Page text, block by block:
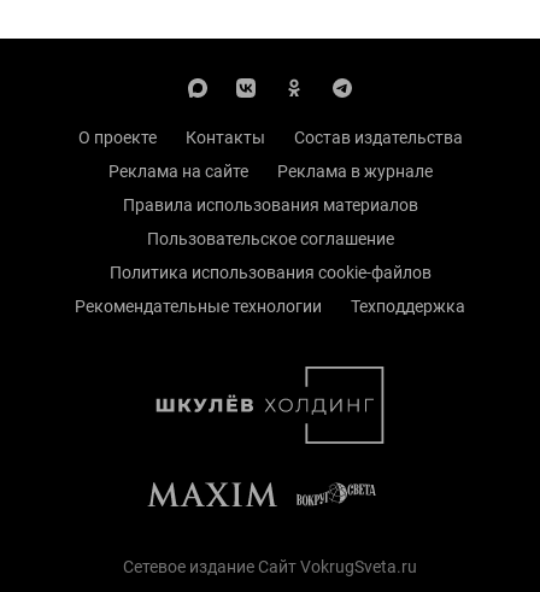
О проекте Контакты
Состав издательства
Реклама на сайте
Реклама в журнале
Правила использования материалов
Пользовательское соглашение
Политика использования cookie-файлов
Рекомендательные технологии
Техподдержка
Сетевое издание Сайт VokrugSveta.ru